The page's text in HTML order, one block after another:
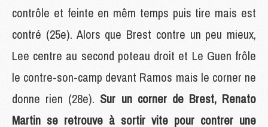
contrôle et feinte en mêm temps puis tire mais est
contré (25e). Alors que Brest contre un peu mieux,
Lee centre au second poteau droit et Le Guen frôle
le contre-son-camp devant Ramos mais le corner ne
donne rien (28e). Sur un corner de Brest, Renato
Martin se retrouve à sortir vite pour contrer une